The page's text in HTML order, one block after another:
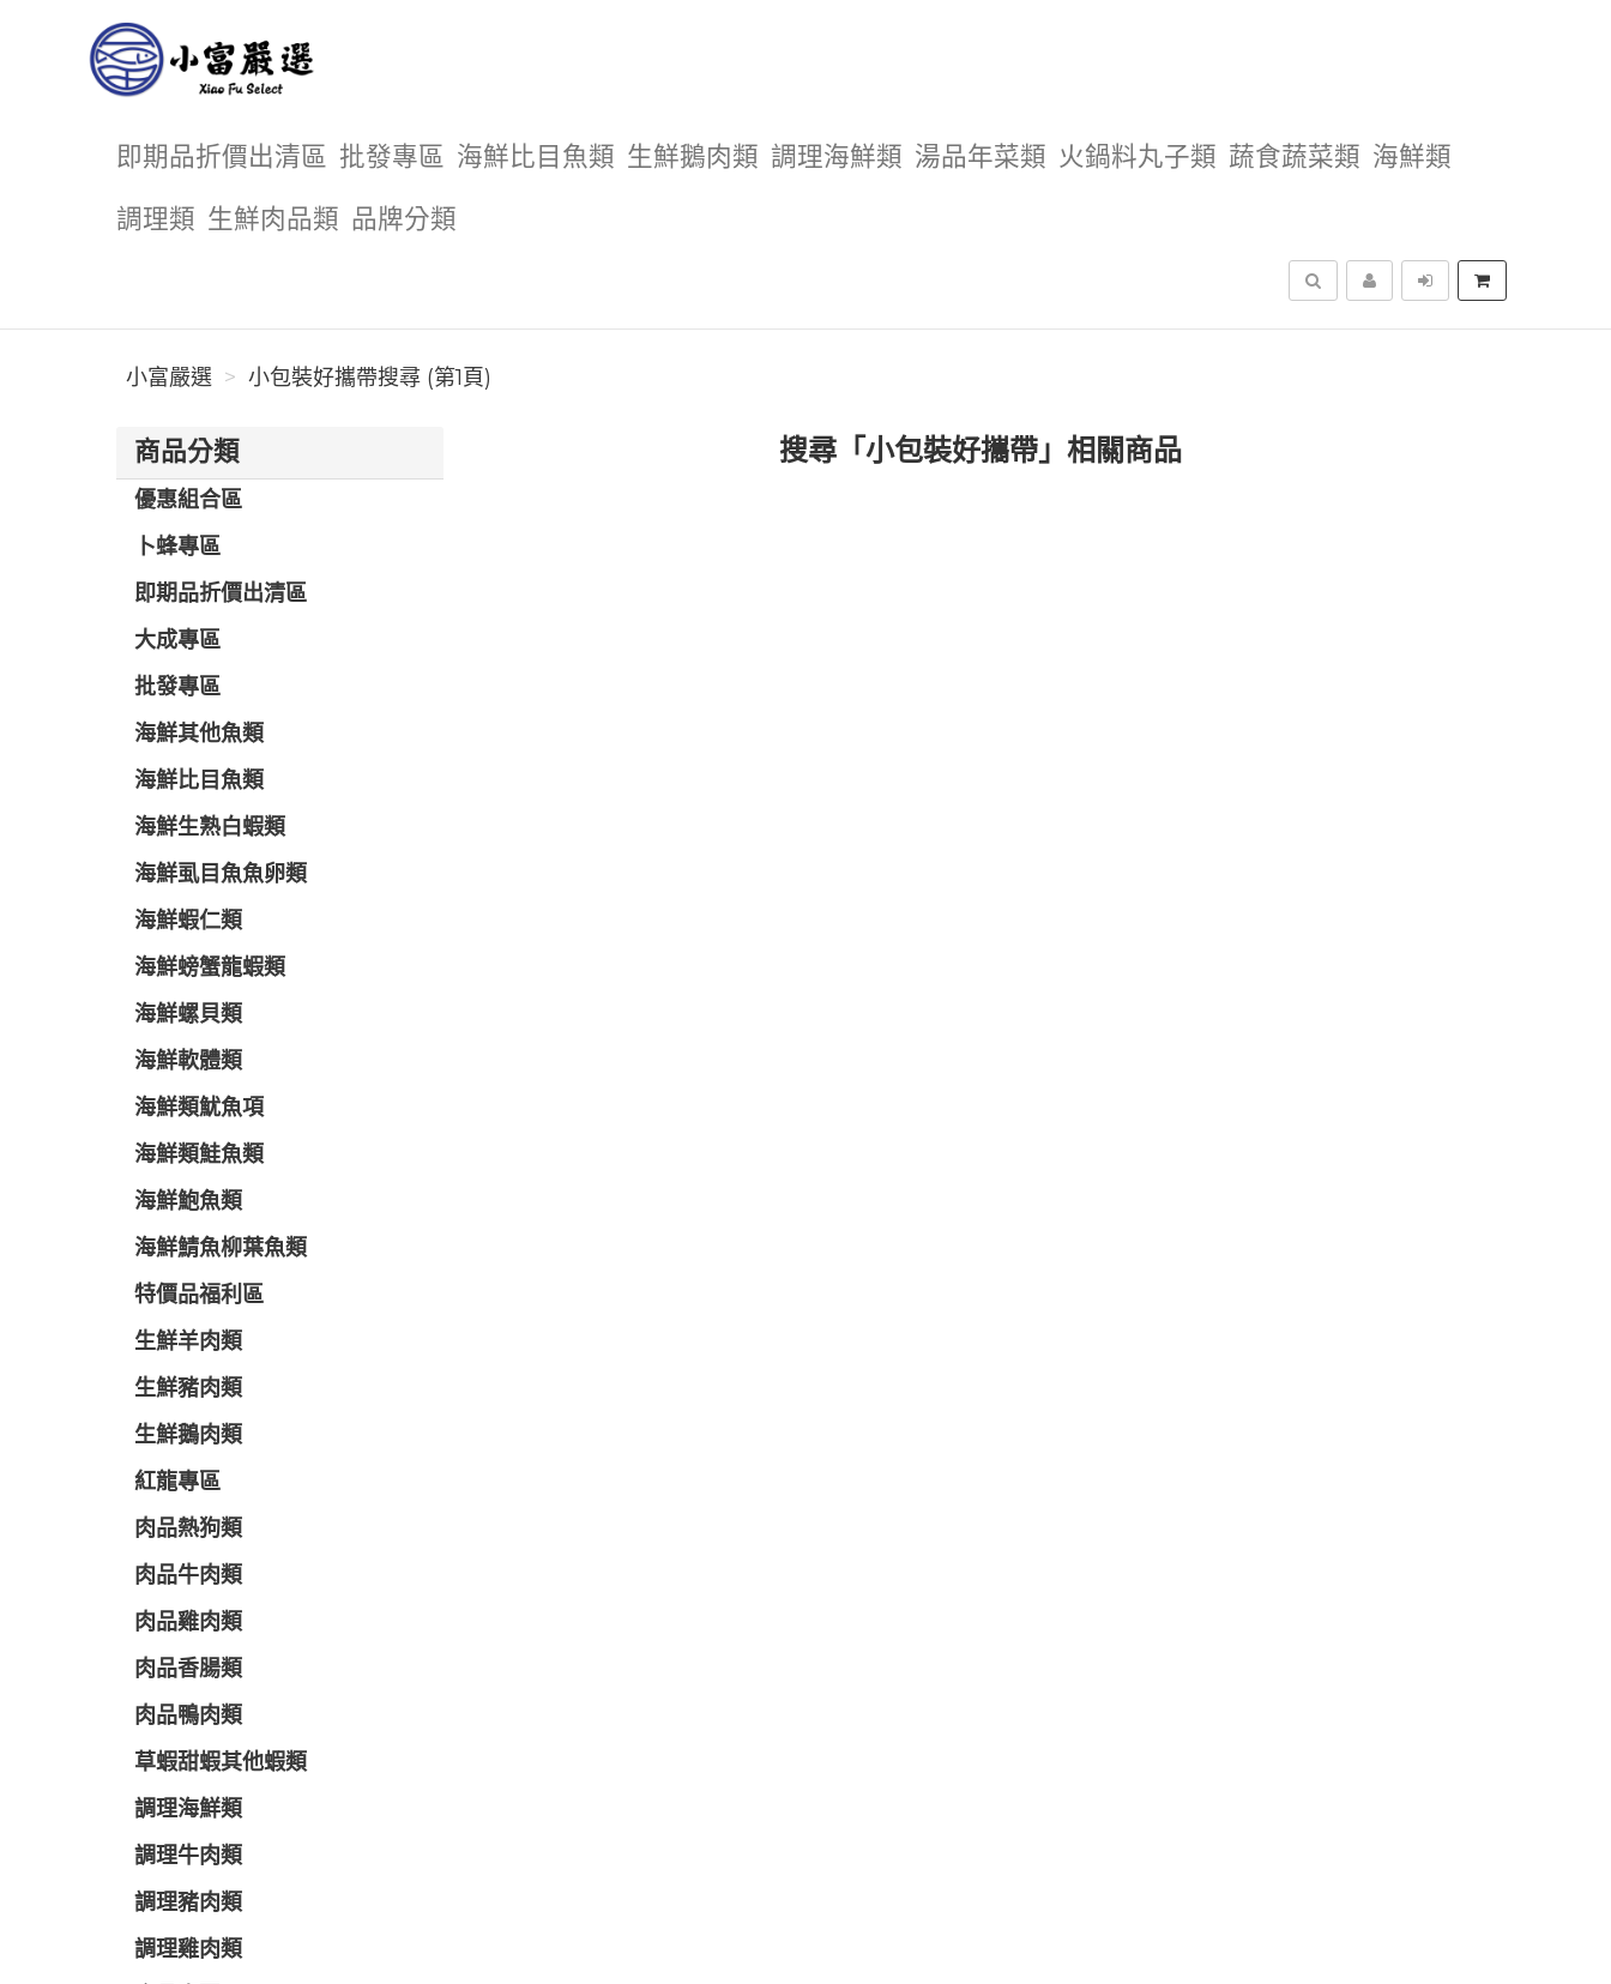
即期品折價出清區 批發專區 海鮮比目魚類 生鮮鵝肉類 調理海鮮類 湯品年菜類 火鍋料丸子類 蔬食蔬菜類 海鮮類
調理類 生鮮肉品類 品牌分類
搜尋
小富嚴選 小包裝好攜帶搜尋 (第1頁)
商品分類
優惠組合區
卜蜂專區
即期品折價出清區
大成專區
批發專區
海鮮其他魚類
海鮮比目魚類
海鮮生熟白蝦類
海鮮虱目魚魚卵類
海鮮蝦仁類
海鮮螃蟹龍蝦類
海鮮螺貝類
海鮮軟體類
海鮮類魷魚項
海鮮類鮭魚類
海鮮鮑魚類
海鮮鯖魚柳葉魚類
特價品福利區
生鮮羊肉類
生鮮豬肉類
生鮮鵝肉類
紅龍專區
肉品熱狗類
肉品牛肉類
肉品雞肉類
肉品香腸類
肉品鴨肉類
草蝦甜蝦其他蝦類
調理海鮮類
調理牛肉類
調理豬肉類
調理雞肉類
搜尋「小包裝好攜帶」相關商品